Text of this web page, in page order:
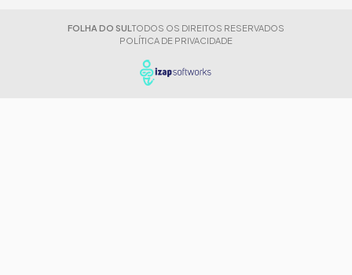
FOLHA DO SUL TODOS OS DIREITOS RESERVADOS
POLÍTICA DE PRIVACIDADE